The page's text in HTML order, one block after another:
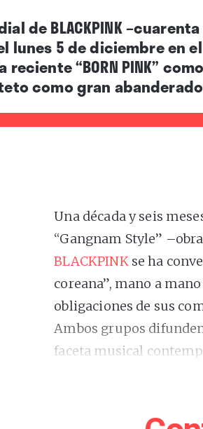
de BLACKPINK
lunes 5 de diciembre en
“BORN PINK”
como gran
Una década y seis
“Gangnam Style”
BLACKPINKse ha
coreana”, mano a
obligaciones de sus
Ambos grupos
faceta musical
Por ello conviene